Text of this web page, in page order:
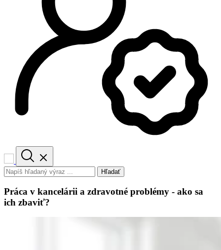
Hľadať
Práca v kancelárii a zdravotné problémy - ako sa
ich zbaviť?